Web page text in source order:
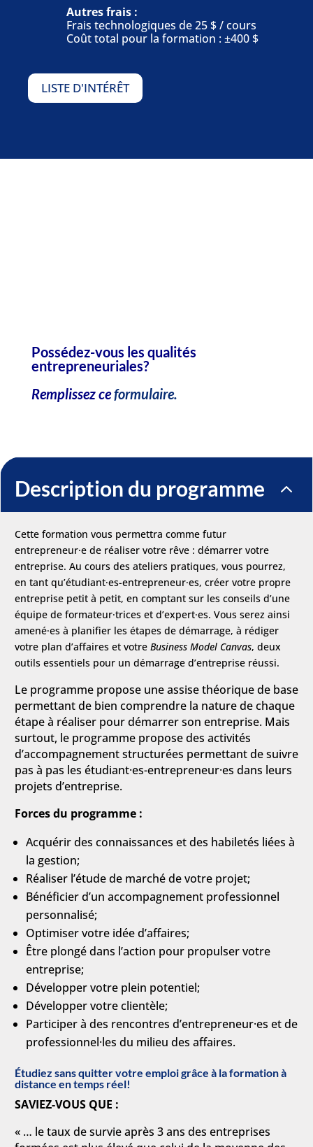
Autres frais :
Frais technologiques de 25 $ / cours
Coût total pour la formation : ±400 $
LISTE D'INTÉRÊT
Possédez-vous les qualités
entrepreneuriales?
Remplissez ceformulaire.
Description du programme 2
Cette formation vous permettra comme futur
entrepreneur·e de réaliser votre rêve : démarrer votre
entreprise. Au cours des ateliers pratiques, vous pourrez,
en tant qu’étudiant·es-entrepreneur·es, créer votre propre
entreprise petit à petit, en comptant sur les conseils d’une
équipe de formateur·trices et d’expert·es. Vous serez ainsi
amené·es à planifier les étapes de démarrage, à rédiger
votre plan d’affaires et votre Business Model Canvas, deux
outils essentiels pour un démarrage d’entreprise réussi.
Le programme propose une assise théorique de base
permettant de bien comprendre la nature de chaque
étape à réaliser pour démarrer son entreprise. Mais
surtout, le programme propose des activités
d’accompagnement structurées permettant de suivre
pas à pas les étudiant·es-entrepreneur·es dans leurs
projets d’entreprise.
Forces du programme :
Acquérir des connaissances et des habiletés liées à
la gestion;
Réaliser l’étude de marché de votre projet;
Bénéficier d’un accompagnement professionnel
personnalisé;
Optimiser votre idée d’affaires;
Être plongé dans l’action pour propulser votre
entreprise;
Développer votre plein potentiel;
Développer votre clientèle;
Participer à des rencontres d’entrepreneur·es et de
professionnel·les du milieu des affaires.
Étudiez sans quitter votre emploi grâce à laformation à
distance en temps réel!
SAVIEZ-VOUS QUE :
« … le taux de survie après 3 ans des entreprises